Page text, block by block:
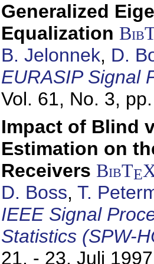
Generalized
Equalization
B. Jelonnek, D.
EURASIP Signal
Vol. 61, No. 3,
Impact of Blind
Estimation on
Receivers BibTE
D. Boss, T.
IEEE Signal
Statistics (SPW-
21. - 23. Juli 1997